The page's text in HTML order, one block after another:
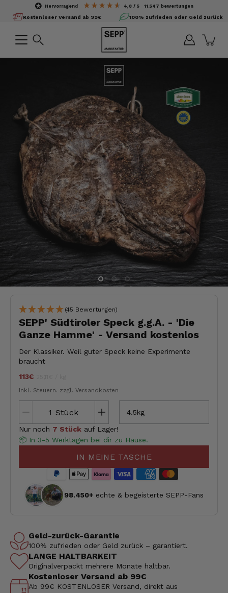
überspringen
Kostenloser Versand ab 99€
hervorragend 4,8 / 5 11.547 bewertungen
100% zufrieden oder Geld zurück
(45 Bewertungen)
SEPP' Südtiroler Speck g.g.A. - 'Die
Ganze Hamme' - Versand kostenlos
Der Klassiker. Weil guter Speck keine Experimente
braucht
113€
Inkl. Steuern. zzgl. Versandkosten
Stück 4.5kg
Nur noch 7 Stück auf Lager!
📦 In 3-5 Werktagen bei dir zu Hause.
IN MEINE TASCHE
98.450+ echte & begeisterte SEPP-Fans
Geld-zurück-Garantie
100% zufrieden oder Geld zurück – garantiert.
LANGE HALTBARKEIT
Originalverpackt mehrere Monate haltbar.
Kostenloser Versand ab 99€
Ab 99€ KOSTENLOSER Versand, direkt aus